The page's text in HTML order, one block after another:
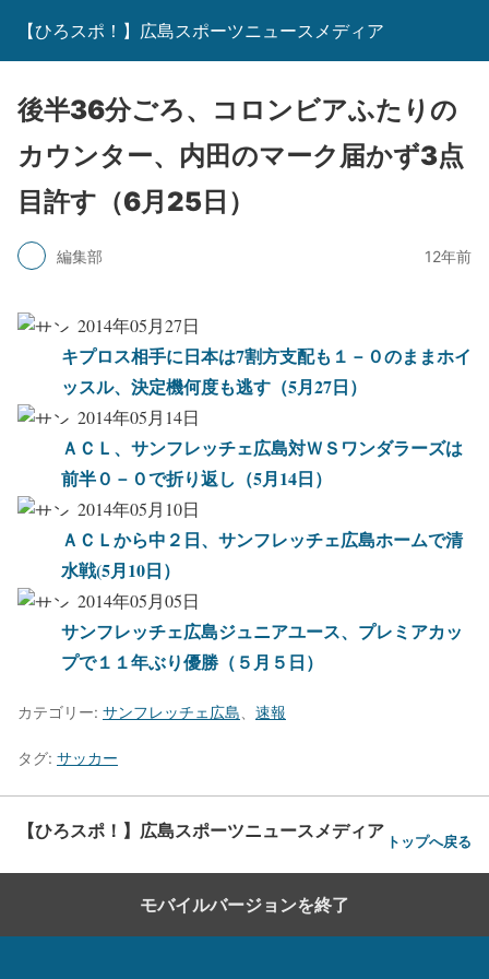
【ひろスポ！】広島スポーツニュースメディア
後半36分ごろ、コロンビアふたりの
カウンター、内田のマーク届かず3点
目許す（6月25日）
編集部 12年前
2014年05月27日
キプロス相手に日本は7割方支配も１－０のままホイ
ッスル、決定機何度も逃す（5月27日）
2014年05月14日
ＡＣＬ、サンフレッチェ広島対ＷＳワンダラーズは
前半０－０で折り返し（5月14日）
2014年05月10日
ＡＣＬから中２日、サンフレッチェ広島ホームで清
水戦(5月10日）
2014年05月05日
サンフレッチェ広島ジュニアユース、プレミアカッ
プで１１年ぶり優勝（５月５日）
カテゴリー: サンフレッチェ広島 速報
タグ: サッカー
【ひろスポ！】広島スポーツニュースメディア トップへ戻る
モバイルバージョンを終了